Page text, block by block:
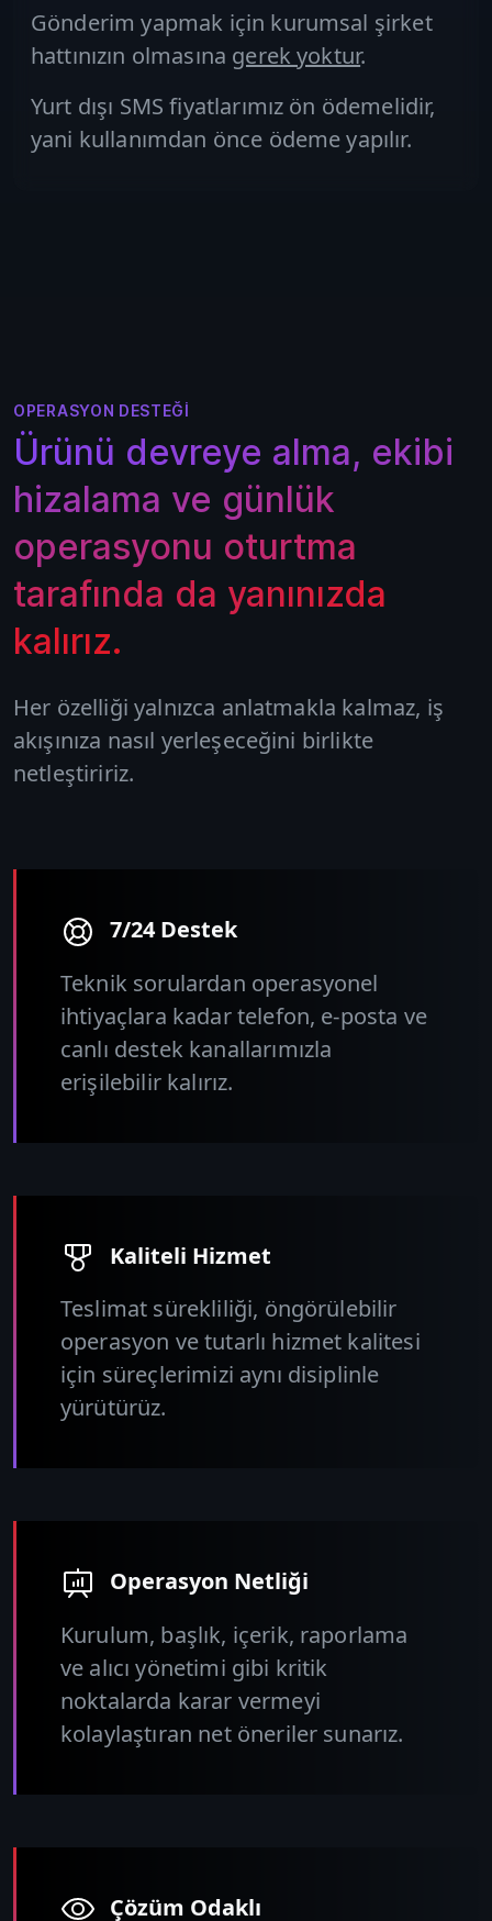
Gönderim yapmak için kurumsal şirket
hattınızın olmasına gerek yoktur.
Yurt dışı SMS fiyatlarımız ön ödemelidir,
yani kullanımdan önce ödeme yapılır.
OPERASYON DESTEĞI
Ürünü devreye alma, ekibi
hizalama ve günlük
operasyonu oturtma
tarafında da yanınızda
kalırız.
Her özelliği yalnızca anlatmakla kalmaz, iş
akışınıza nasıl yerleşeceğini birlikte
netleştiririz.
7/24 Destek
Teknik sorulardan operasyonel
ihtiyaçlara kadar telefon, e-posta ve
canlı destek kanallarımızla
erişilebilir kalırız.
Kaliteli Hizmet
Teslimat sürekliliği, öngörülebilir
operasyon ve tutarlı hizmet kalitesi
için süreçlerimizi aynı disiplinle
yürütürüz.
Operasyon Netliği
Kurulum, başlık, içerik, raporlama
ve alıcı yönetimi gibi kritik
noktalarda karar vermeyi
kolaylaştıran net öneriler sunarız.
Çözüm Odaklı